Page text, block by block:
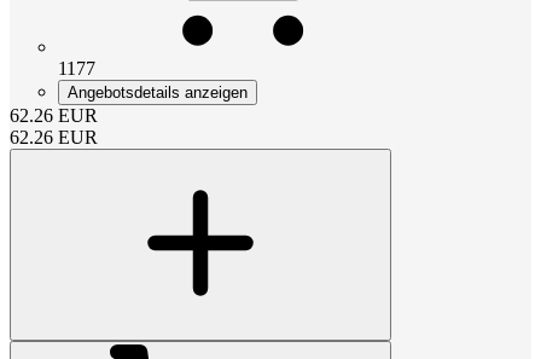
1177
Angebotsdetails anzeigen
62.26 EUR
62.26 EUR